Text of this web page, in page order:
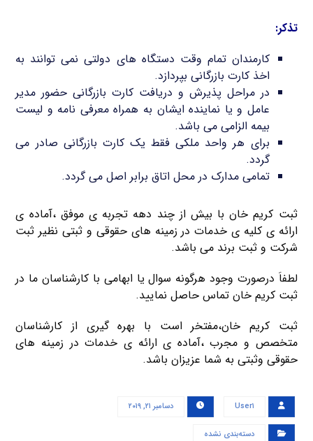
تذکر:
کارمندان تمام وقت دستگاه های دولتی نمی توانند به
اخذ کارت بازرگانی بپردازد.
در مراحل پذیرش و دریافت کارت بازرگانی حضور مدیر
عامل و یا نماینده ایشان به همراه معرفی نامه و لیست
بیمه الزامی می باشد.
برای هر واحد ملکی فقط یک کارت بازرگانی صادر می
گردد.
تمامی مدارک در محل اتاق برابر اصل می گردد.
ثبت کریم خان با بیش از چند دهه تجربه ی موفق ،آماده ی
ارائه ی کلیه ی خدمات در زمینه های حقوقی و ثبتی نظیر ثبت
شرکت و ثبت برند می باشد.
لطفاَ درصورت وجود هرگونه سوال یا ابهامی با کارشناسان ما در
ثبت کریم خان تماس حاصل نمایید.
ثبت کریم خان،مفتخر است با بهره گیری از کارشناسان
متخصص و مجرب ،آماده ی ارائه ی خدمات در زمینه های
حقوقی وثبتی به شما عزیزان باشد.
User۱ دسامبر ۲۱, ۲۰۱۹
دسته‌بندی نشده